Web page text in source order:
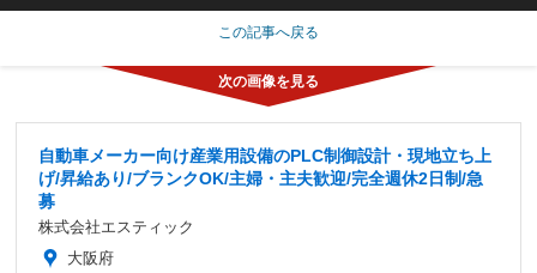
この記事へ戻る
自動車メーカー向け産業用設備のPLC制御設計・現地立ち上
げ/昇給あり/ブランクOK/主婦・主夫歓迎/完全週休2日制/急
募
株式会社エスティック
大阪府